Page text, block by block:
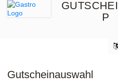
P
Gutscheinauswahl